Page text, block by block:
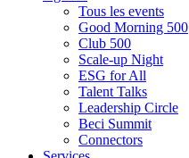
Tous les events
Good Morning 500
Club 500
Scale-up Night
ESG for All
Talent Talks
Leadership Circle
Beci Summit
Connectors